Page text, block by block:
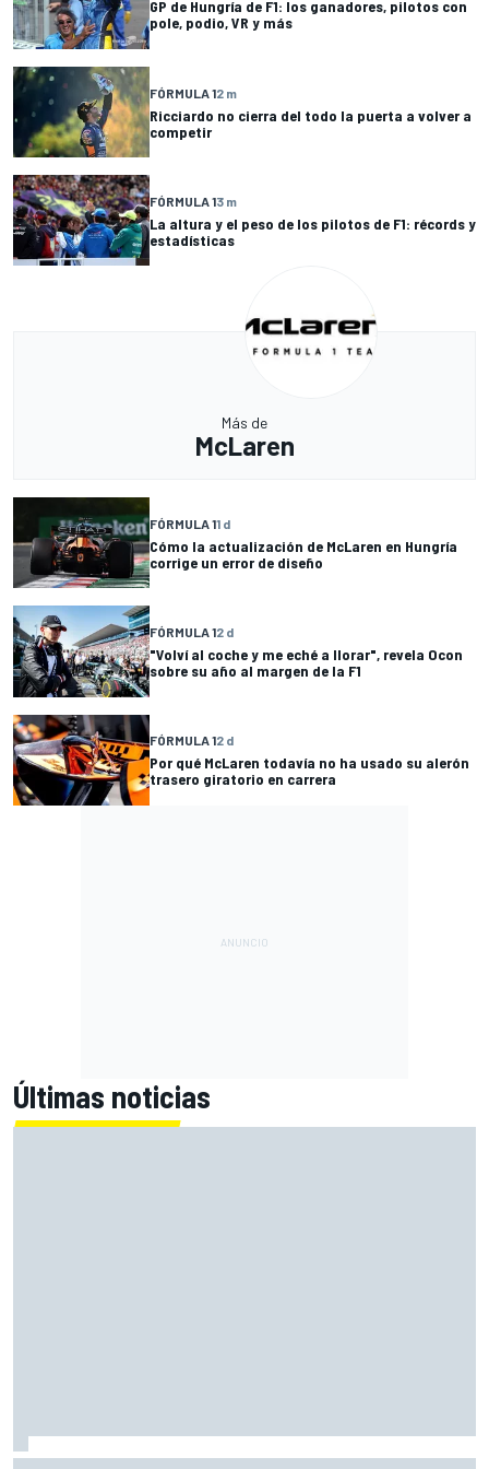
GP de Hungría de F1: los ganadores, pilotos con
pole, podio, VR y más
FÓRMULA 12 m
Ricciardo no cierra del todo la puerta a volver a
competir
FÓRMULA 13 m
La altura y el peso de los pilotos de F1: récords y
estadísticas
Más de
McLaren
FÓRMULA 11 d
Cómo la actualización de McLaren en Hungría
corrige un error de diseño
FÓRMULA 12 d
"Volví al coche y me eché a llorar", revela Ocon
sobre su año al margen de la F1
FÓRMULA 12 d
Por qué McLaren todavía no ha usado su alerón
trasero giratorio en carrera
Últimas noticias